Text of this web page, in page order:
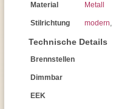
Material Metall
Stilrichtung modern,
Technische Details
Brennstellen
Dimmbar
EEK